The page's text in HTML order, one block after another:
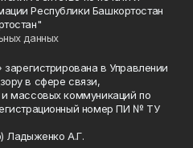
Республики Башкортостан
данных
зарегистрирована в Управлении
в сфере связи,
массовых коммуникаций по
номер ПИ № ТУ
Ладыженко А.Г.